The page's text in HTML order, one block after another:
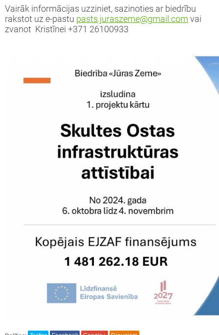
Vairāk informācijas uzziniet, sazinoties ar biedrību
rakstot uz e-pastu pasts.juraszeme@gmail.com vai
zvanot Kristīnei +371 26100933